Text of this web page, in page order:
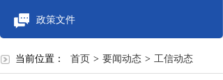
政策文件
当前位置： 首页 > 要闻动态 > 工信动态